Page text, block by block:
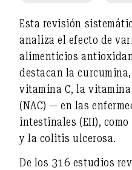
Esta revisión
analiza el efecto de
alimenticios
destacan la curcumina
vitamina C, la
(NAC) — en las
intestinales (EII),
y la colitis ulcerosa.
De los 316 estudios